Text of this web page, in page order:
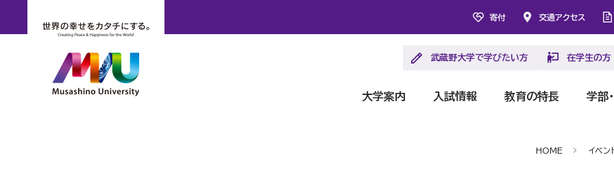
寄付 交通アクセス
武蔵野大学で学びたい方 在学生の方
大学案内 入試情報 教育の特長 学部
HOME イベン